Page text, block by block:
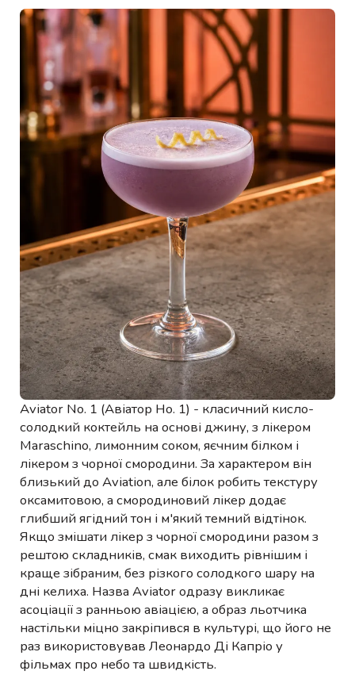
Aviator No. 1 (Авіатор Но. 1) - класичний кисло-
солодкий коктейль на основі джину, з лікером
Maraschino, лимонним соком, яєчним білком і
лікером з чорної смородини. За характером він
близький до Aviation, але білок робить текстуру
оксамитовою, а смородиновий лікер додає
глибший ягідний тон і м'який темний відтінок.
Якщо змішати лікер з чорної смородини разом з
рештою складників, смак виходить рівнішим і
краще зібраним, без різкого солодкого шару на
дні келиха. Назва Aviator одразу викликає
асоціації з ранньою авіацією, а образ льотчика
настільки міцно закріпився в культурі, що його не
раз використовував Леонардо Ді Капріо у
фільмах про небо та швидкість.